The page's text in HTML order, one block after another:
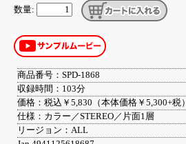
数量:
商品番号：SPD-1868
収録時間：103分
価格：税込￥5,830（本体価格￥5,300+税）
仕様：カラー／STEREO／片面1層
リージョン：ALL